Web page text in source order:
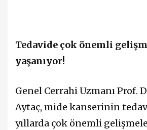
Tedavide çok önemli
yaşanıyor!
Genel Cerrahi Uzmanı Prof.
Aytaç, mide kanserinin
yıllarda çok önemli